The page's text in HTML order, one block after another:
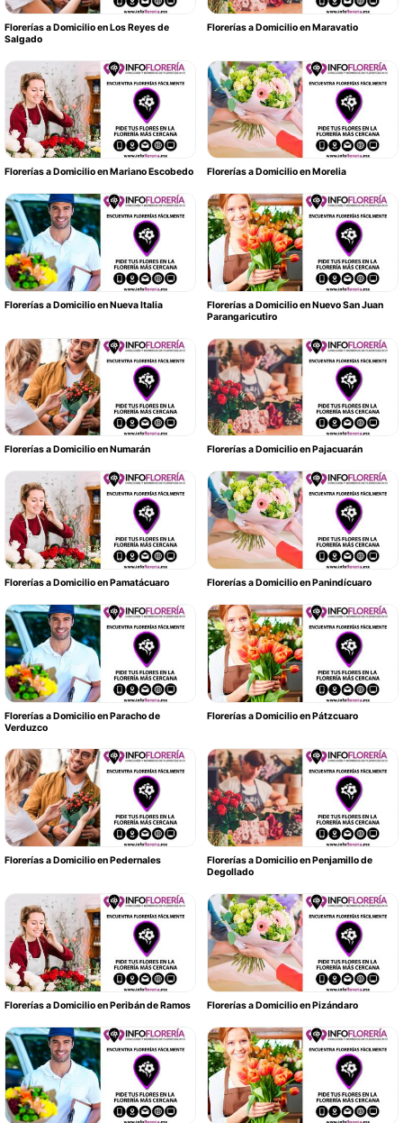
Florerías a Domicilio en Los Reyes de
Salgado
Florerías a Domicilio en Maravatio
Florerías a Domicilio en Mariano Escobedo Florerías a Domicilio en Morelia
Florerías a Domicilio en Nueva Italia
Florerías a Domicilio en Nuevo San Juan
Parangaricutiro
Florerías a Domicilio en Numarán Florerías a Domicilio en Pajacuarán
Florerías a Domicilio en Pamatácuaro Florerías a Domicilio en Panindícuaro
Florerías a Domicilio en Paracho de
Verduzco
Florerías a Domicilio en Pátzcuaro
Florerías a Domicilio en Pedernales
Florerías a Domicilio en Penjamillo de
Degollado
Florerías a Domicilio en Peribán de Ramos Florerías a Domicilio en Pizándaro